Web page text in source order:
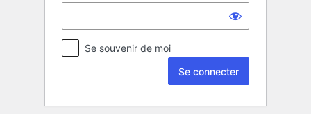
Se souvenir de moi